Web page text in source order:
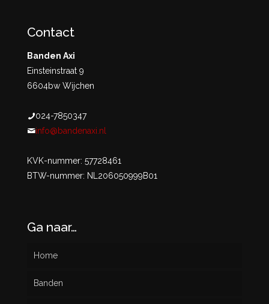
Contact
Banden Axi
Einsteinstraat 9
6604bw Wijchen
024-7850347
info@bandenaxi.nl
KVK-nummer: 57728461
BTW-nummer: NL206050999B01
Ga naar…
Home
Banden